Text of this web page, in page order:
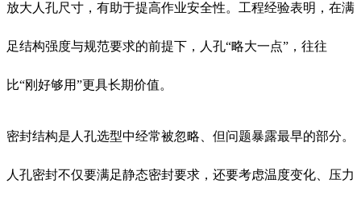
放大人孔尺寸，有助于提高作业安全性。工程经验表明，在满
足结构强度与规范要求的前提下，人孔“略大一点”，往往
比“刚好够用”更具长期价值。
密封结构是人孔选型中经常被忽略、但问题暴露最早的部分。
人孔密封不仅要满足静态密封要求，还要考虑温度变化、压力